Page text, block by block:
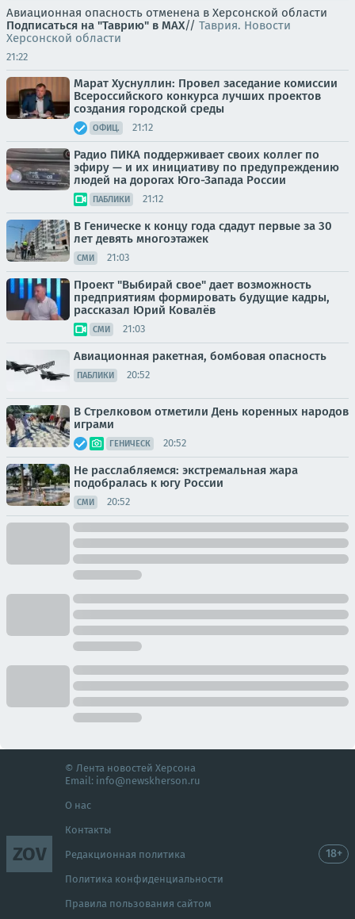
Авиационная опасность отменена в Херсонской области
Подписаться на "Таврию" в MAX// Таврия. Новости
Херсонской области
21:22
Марат Хуснуллин: Провел заседание комиссии
Всероссийского конкурса лучших проектов
создания городской среды
ОФИЦ. 21:12
Радио ПИКА поддерживает своих коллег по
эфиру — и их инициативу по предупреждению
людей на дорогах Юго-Запада России
ПАБЛИКИ 21:12
В Геническе к концу года сдадут первые за 30
лет девять многоэтажек
СМИ 21:03
Проект "Выбирай свое" дает возможность
предприятиям формировать будущие кадры,
рассказал Юрий Ковалёв
СМИ 21:03
Авиационная ракетная, бомбовая опасность
ПАБЛИКИ 20:52
В Стрелковом отметили День коренных народов
играми
ГЕНИЧЕСК 20:52
Не расслабляемся: экстремальная жара
подобралась к югу России
СМИ 20:52
ZOV
© Лента новостей Херсона
Email: info@newskherson.ru
О нас
Контакты
Редакционная политика
Политика конфиденциальности
Правила пользования сайтом
18+